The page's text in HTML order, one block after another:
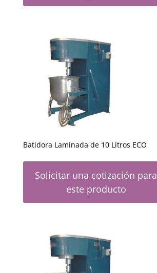
Batidora Laminada de 10 Litros ECO
Solicitar una cotización para
este producto